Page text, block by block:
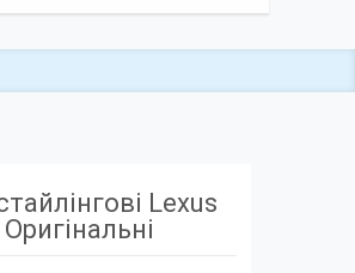
Lexus